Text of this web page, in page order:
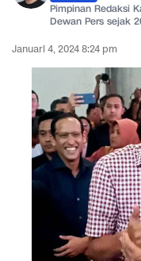
Pimpinan Redaksi
Dewan Pers sejak
Januari 4, 2024 8:24 pm